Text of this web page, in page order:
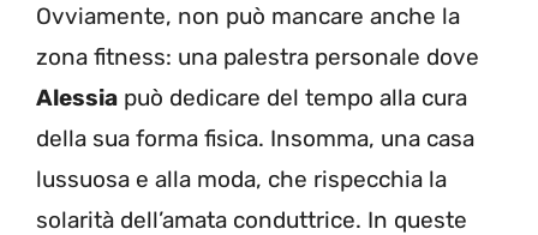
Ovviamente, non può mancare anche la
zona fitness: una palestra personale dove
Alessia può dedicare del tempo alla cura
della sua forma fisica. Insomma, una casa
lussuosa e alla moda, che rispecchia la
solarità dell’amata conduttrice. In queste